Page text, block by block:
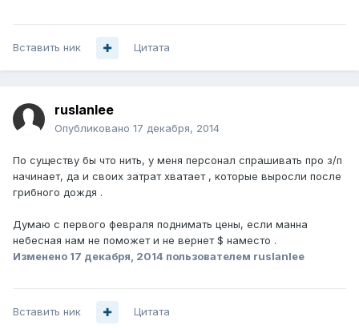
Вставить ник Цитата
ruslanlee
Опубликовано 17 декабря, 2014
По существу бы что нить, у меня персонал спрашивать про з/п
начинает, да и своих затрат хватает , которые выросли после
грибного дождя .
Думаю с первого февраля поднимать цены, если манна
небесная нам не поможет и не вернет $ наместо .
Изменено 17 декабря, 2014 пользователем ruslanlee
Вставить ник Цитата